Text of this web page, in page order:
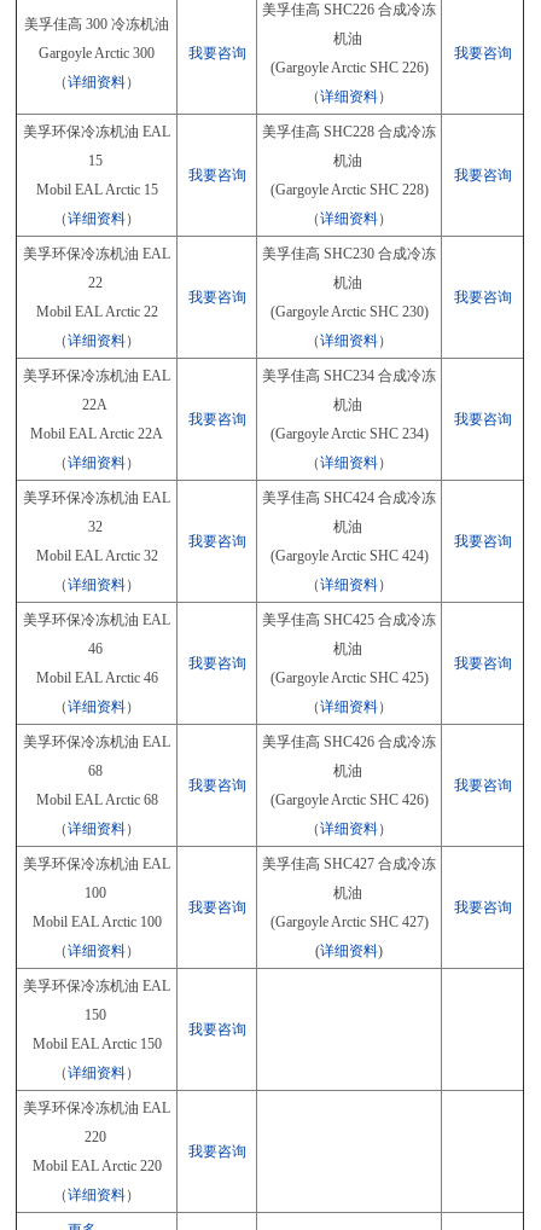
美孚佳高 300 冷冻机油
Gargoyle Arctic 300
（详细资料）
我要咨询
美孚佳高 SHC226 合成冷冻
机油
(Gargoyle Arctic SHC 226)
（详细资料）
我要咨询
美孚环保冷冻机油 EAL
15
Mobil EAL Arctic 15
（详细资料）
我要咨询
美孚佳高 SHC228 合成冷冻
机油
(Gargoyle Arctic SHC 228)
（详细资料）
我要咨询
美孚环保冷冻机油 EAL
22
Mobil EAL Arctic 22
（详细资料）
我要咨询
美孚佳高 SHC230 合成冷冻
机油
(Gargoyle Arctic SHC 230)
（详细资料）
我要咨询
美孚环保冷冻机油 EAL
22A
Mobil EAL Arctic 22A
（详细资料）
我要咨询
美孚佳高 SHC234 合成冷冻
机油
(Gargoyle Arctic SHC 234)
（详细资料）
我要咨询
美孚环保冷冻机油 EAL
32
Mobil EAL Arctic 32
（详细资料）
我要咨询
美孚佳高 SHC424 合成冷冻
机油
(Gargoyle Arctic SHC 424)
（详细资料）
我要咨询
美孚环保冷冻机油 EAL
46
Mobil EAL Arctic 46
（详细资料）
我要咨询
美孚佳高 SHC425 合成冷冻
机油
(Gargoyle Arctic SHC 425)
（详细资料）
我要咨询
美孚环保冷冻机油 EAL
68
Mobil EAL Arctic 68
（详细资料）
我要咨询
美孚佳高 SHC426 合成冷冻
机油
(Gargoyle Arctic SHC 426)
（详细资料）
我要咨询
美孚环保冷冻机油 EAL
100
Mobil EAL Arctic 100
（详细资料）
我要咨询
美孚佳高 SHC427 合成冷冻
机油
(Gargoyle Arctic SHC 427)
(详细资料)
我要咨询
美孚环保冷冻机油 EAL
150
Mobil EAL Arctic 150
（详细资料）
我要咨询
美孚环保冷冻机油 EAL
220
Mobil EAL Arctic 220
（详细资料）
我要咨询